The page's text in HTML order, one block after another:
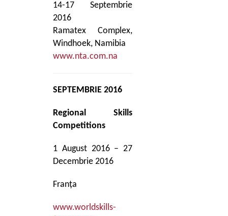
14-17 Septembrie
2016
Ramatex Complex,
Windhoek, Namibia
www.nta.com.na
SEPTEMBRIE 2016
Regional Skills
Competitions
1 August 2016 – 27
Decembrie 2016
Franța
www.worldskills-